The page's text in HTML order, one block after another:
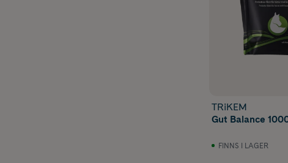
TRiKEM
Gut Balance
FINNS I LAGER